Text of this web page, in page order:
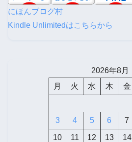
にほんブログ村
Kindle Unlimitedはこちらから
2026年8月
月
火 水 木 金
3 4 5 6 7
10 11 12 13 14